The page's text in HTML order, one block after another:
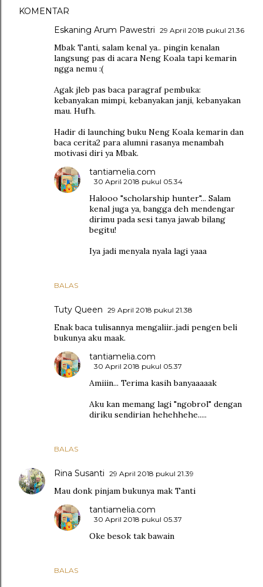
KOMENTAR
Eskaning Arum Pawestri 29 April 2018 pukul 21.36
Mbak Tanti, salam kenal ya.. pingin kenalan
langsung pas di acara Neng Koala tapi kemarin
ngga nemu :(
Agak jleb pas baca paragraf pembuka:
kebanyakan mimpi, kebanyakan janji, kebanyakan
mau. Hufh.
Hadir di launching buku Neng Koala kemarin dan
baca cerita2 para alumni rasanya menambah
motivasi diri ya Mbak.
BALAS
tantiamelia.com
30 April 2018 pukul 05.34
Halooo "scholarship hunter"... Salam
kenal juga ya, bangga deh mendengar
dirimu pada sesi tanya jawab bilang
begitu!
Iya jadi menyala nyala lagi yaaa
Tuty Queen 29 April 2018 pukul 21.38
Enak baca tulisannya mengaliir..jadi pengen beli
bukunya aku maak.
BALAS
tantiamelia.com
30 April 2018 pukul 05.37
Amiiin... Terima kasih banyaaaaak
Aku kan memang lagi "ngobrol" dengan
diriku sendirian hehehhehe.....
Rina Susanti 29 April 2018 pukul 21.39
Mau donk pinjam bukunya mak Tanti
BALAS
tantiamelia.com
30 April 2018 pukul 05.37
Oke besok tak bawain